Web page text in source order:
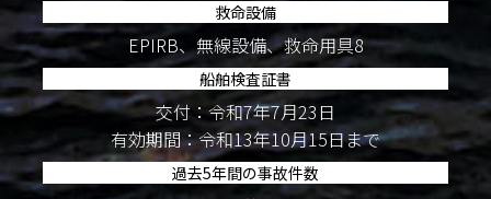
救命設備
EPIRB、無線設備、救命用具8
船舶検査証書
交付：令和7年7月23日
有効期間：令和13年10月15日まで
過去5年間の事故件数